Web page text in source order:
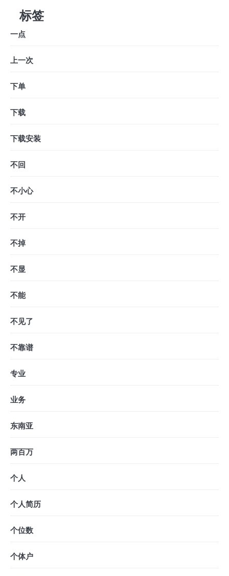
标签
一点
上一次
下单
下载
下载安装
不回
不小心
不开
不掉
不显
不能
不见了
不靠谱
专业
业务
东南亚
两百万
个人
个人简历
个位数
个体户